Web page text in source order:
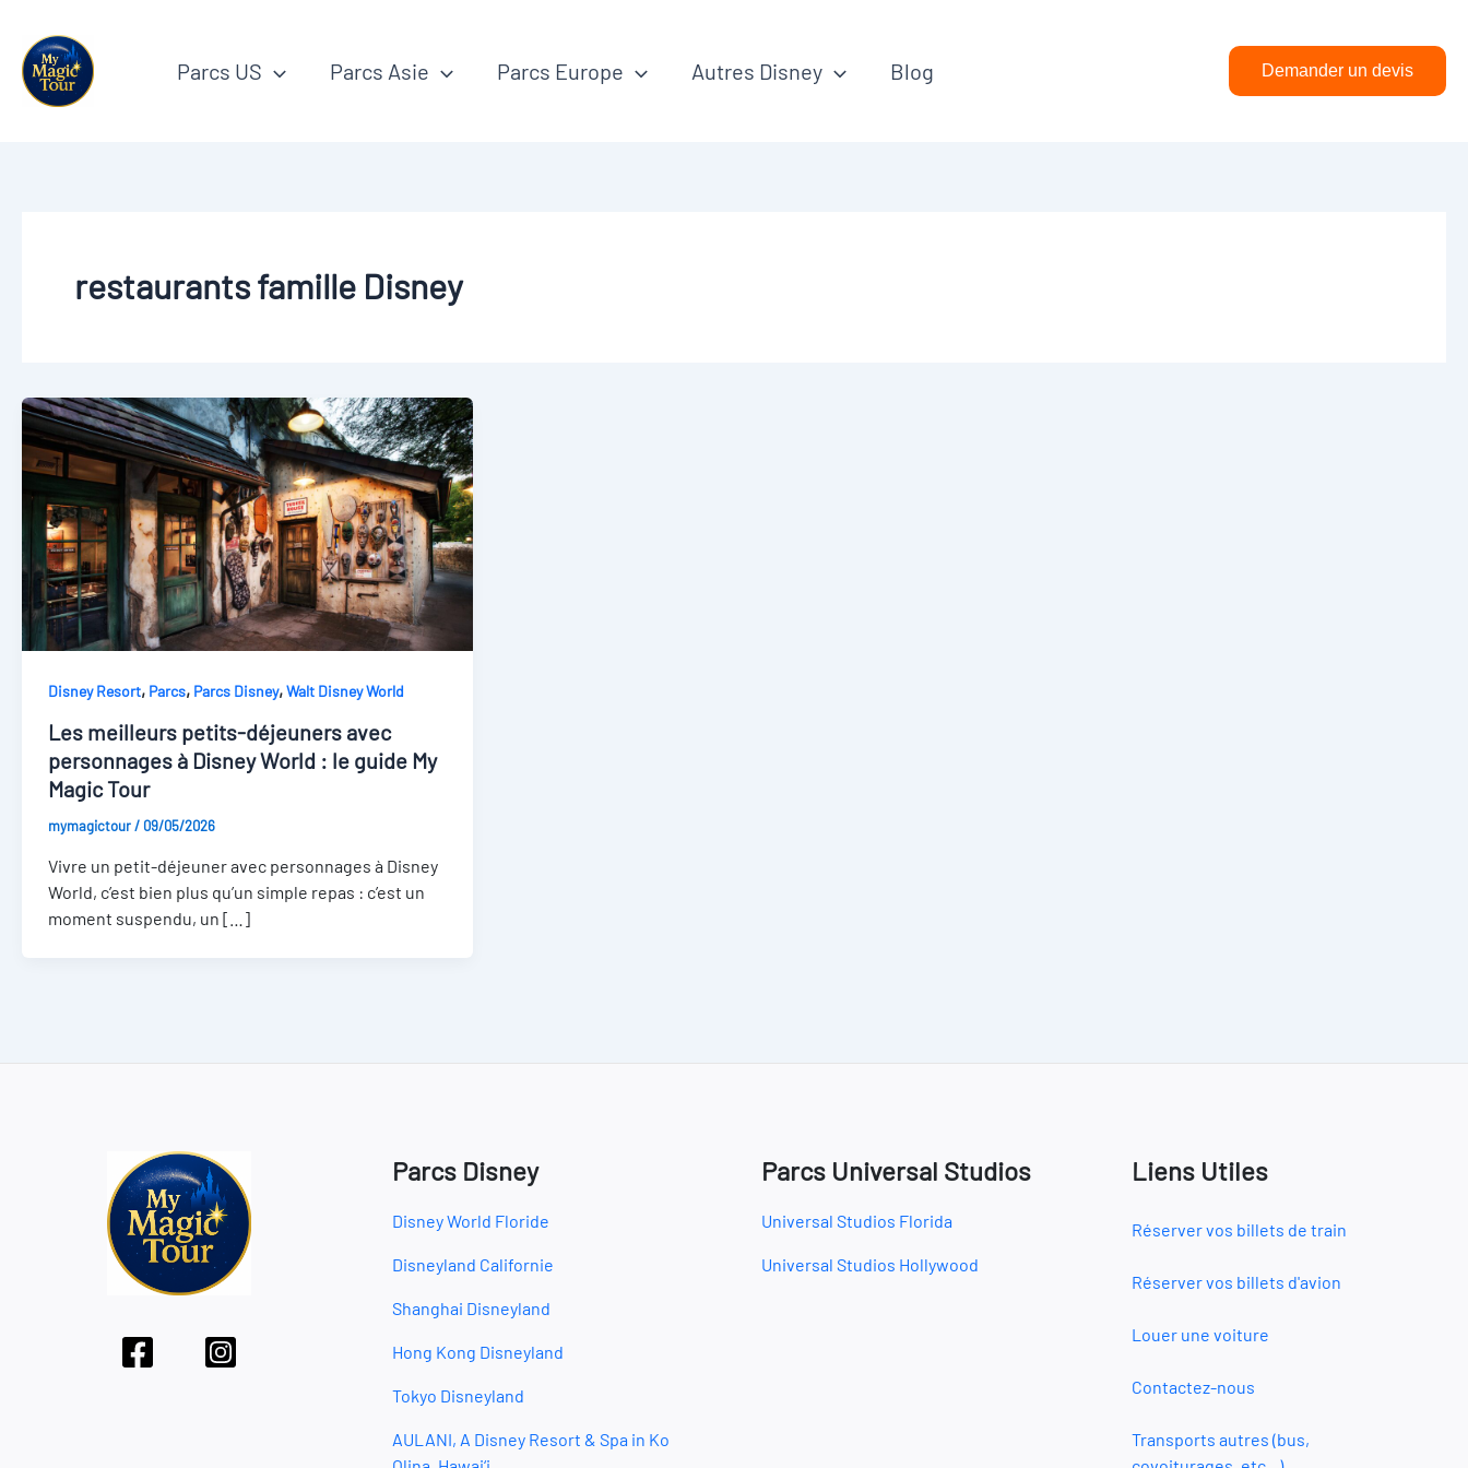
contenu
Parcs US Parcs Asie Parcs Europe Autres Disney Blog Demander un devis
restaurants famille Disney
Disney Resort, Parcs, Parcs Disney,Walt Disney World
Les meilleurs petits-déjeuners avec
personnages à Disney World : le guide My
Magic Tour
mymagictour/ 09/05/2026
Vivre un petit-déjeuner avec personnages à Disney
World, c’est bien plus qu’un simple repas : c’est un
moment suspendu, un […]
Parcs Disney
Disney World Floride
Disneyland Californie
Shanghai Disneyland
Hong Kong Disneyland
Tokyo Disneyland
AULANI, A Disney Resort & Spa in Ko
Parcs Universal Studios
Universal Studios Florida
Universal Studios Hollywood
Liens Utiles
Réserver vos billets de train
Réserver vos billets d'avion
Louer une voiture
Contactez-nous
Transports autres (bus,